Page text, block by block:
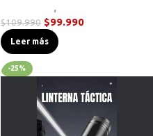
,
$109.990 $99.990
Leer más
-25%